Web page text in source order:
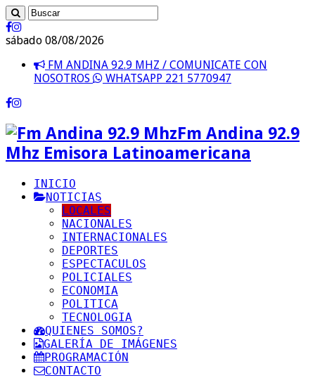
sábado 08/08/2026
FM ANDINA 92.9 MHZ / COMUNICATE CON
NOSOTROS
WHATSAPP 221 5770947
Fm Andina 92.9
Mhz Emisora Latinoamericana
INICIO
NOTICIAS
LOCALES
NACIONALES
INTERNACIONALES
DEPORTES
ESPECTACULOS
POLICIALES
ECONOMIA
POLITICA
TECNOLOGIA
QUIENES SOMOS?
GALERÍA DE IMÁGENES
PROGRAMACIÓN
CONTACTO